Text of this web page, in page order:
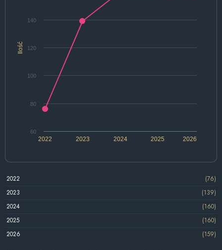
Ilość
2022 2024 2026
2023 2025
60
80
100
120
140
2022
(76)
2023
(139)
2024
(160)
2025
(160)
2026
(159)